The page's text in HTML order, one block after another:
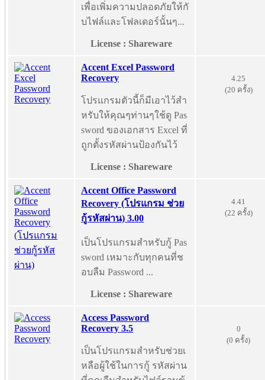
เพื่อเพิ่มความปลอดภัยให้กั
บไฟล์และโฟลเดอร์นั้นๆ...
License : Shareware
Accent Excel Password
Recovery
โปรแกรมตัวนี้ก็มีเอาไว้สำ
หรับให้คุณๆท่านๆใช้ดู Pas
sword ของเอกสาร Excel ที่
ถูกตั้งรหัสผ่านป้องกันไว้
License : Shareware
4.25
(20 ครั้ง)
Accent Office Password
Recovery (โปรแกรม ช่วย
กู้รหัสผ่าน) 3.00
เป็นโปรแกรมสำหรับกู้ Pas
sword เหมาะกับทุกคนที่ช
อบลืม Password ...
License : Shareware
4.41
(22 ครั้ง)
Access Password
Recovery 3.5
เป็นโปรแกรมสำหรับช่วยเ
หลือผู้ใช้ในการกู้ รหัสผ่าน
0
(0 ครั้ง)